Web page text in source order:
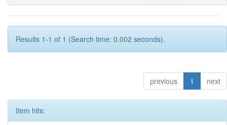
Results 1-1 of 1 (Search time: 0.002 seconds).
previous 1 next
Item hits: